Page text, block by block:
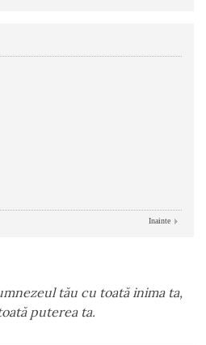
Inainte
tău cu toată inima ta,
puterea ta.